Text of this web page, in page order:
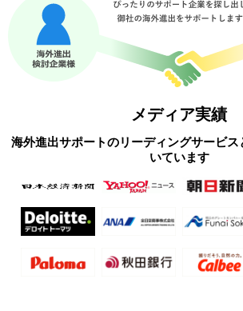
メディア実績
海外進出サポートのリーディングサービ
いています